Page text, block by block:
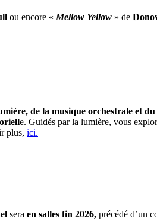
ou encore « Mellow Yellow » de
de la musique orchestrale et
e. Guidés par la lumière, vous
plus, ici.
sera en salles fin 2026, précédé d’un